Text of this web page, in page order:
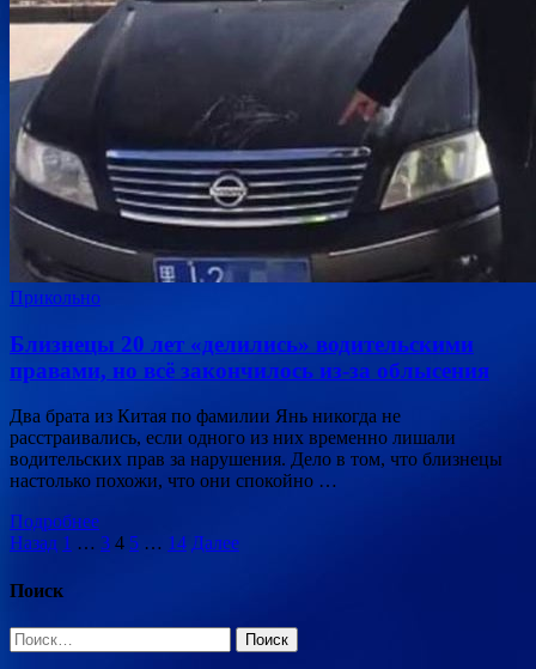
Прикольно
Близнецы 20 лет «делились» водительскими
правами, но всё закончилось из-за облысения
Два брата из Китая по фамилии Янь никогда не
расстраивались, если одного из них временно лишали
водительских прав за нарушения. Дело в том, что близнецы
настолько похожи, что они спокойно …
Подробнее
Пагинация
записей
Назад 1 … 3 4 5 … 14 Далее
Поиск
Найти: